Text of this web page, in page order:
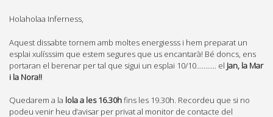
Holaholaa Inferness,
Aquest dissabte tornem amb moltes energiesss i hem preparat un
esplai xulísssim que estem segures que us encantarà! Bé doncs, ens
portaran el berenar per tal que sigui un esplai 10/10……….. el Jan, la Mar
i la Nora!!
Quedarem a la lola a les 16.30hfins les 19.30h. Recordeu que si no
podeu venir heu d’avisar per privat al monitor de contacte del